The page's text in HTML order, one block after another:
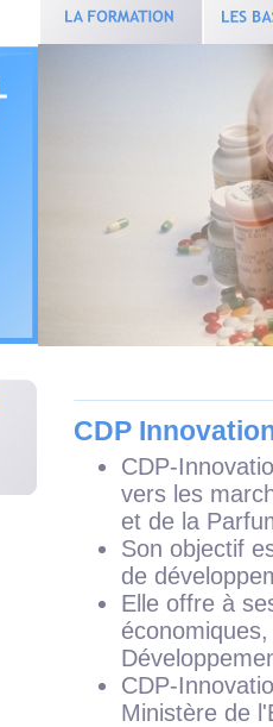
CDP
CDP-
vers les
et de la
Son objectif
de
Elle offre à
CDP-
Ministère de